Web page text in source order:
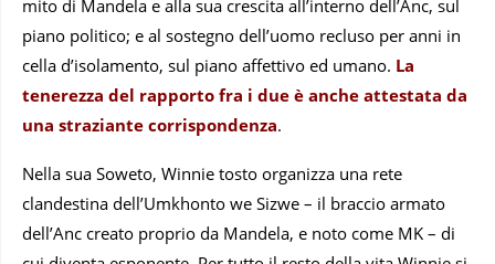
mito di Mandela e alla sua crescita all’interno dell’Anc, sul
piano politico; e al sostegno dell’uomo recluso per anni in
cella d’isolamento, sul piano affettivo ed umano. La
tenerezza del rapporto fra i due è anche attestata da
una straziante corrispondenza.
Nella sua Soweto, Winnie tosto organizza una rete
clandestina dell’Umkhonto we Sizwe – il braccio armato
dell’Anc creato proprio da Mandela, e noto come MK – di